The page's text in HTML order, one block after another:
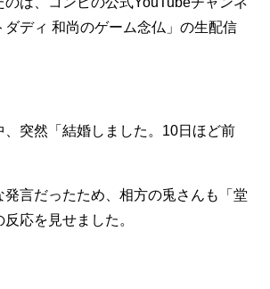
ダディ 和尚のゲーム念仏」の生配信
、突然「結婚しました。10日ほど前
発言だったため、相方の兎さんも「堂
応を見せました。